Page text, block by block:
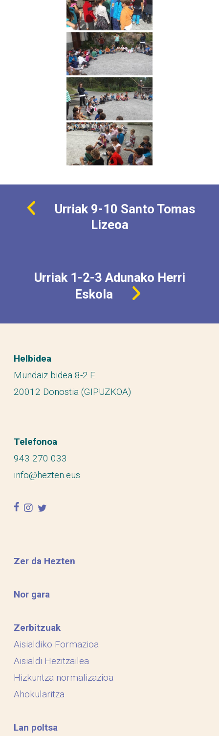
Urriak 9-10 Santo Tomas
Lizeoa
Urriak 1-2-3 Adunako Herri
Eskola
Helbidea
Mundaiz bidea 8-2.E
20012 Donostia (GIPUZKOA)
Telefonoa
943 270 033
info@hezten.eus
facebook
instagram
twitter
Zer da Hezten
Nor gara
Zerbitzuak
Aisialdiko Formazioa
Aisialdi Hezitzailea
Hizkuntza normalizazioa
Ahokularitza
Lan poltsa